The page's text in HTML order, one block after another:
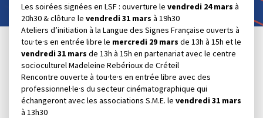
Les soirées signées en LSF : ouverture le vendredi 24 mars à
20h30 & clôture le vendredi 31 mars à 19h30
Ateliers d’initiation à la Langue des Signes Française ouverts à
tou·te·s en entrée libre le mercredi 29 mars de 13h à 15h et le
vendredi 31 mars de 13h à 15h en partenariat avec le centre
socioculturel Madeleine Rebérioux de Créteil
Rencontre ouverte à tou·te·s en entrée libre avec des
professionnel·le·s du secteur cinématographique qui
échangeront avec les associations S.M.E. le vendredi 31 mars
à 13h30